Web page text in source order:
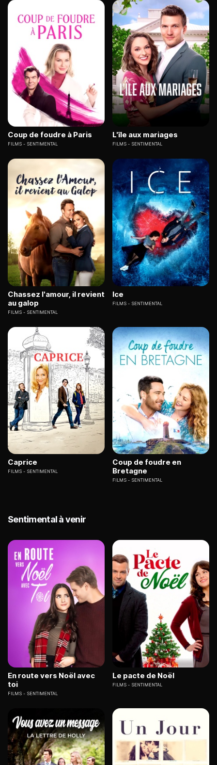
Coup de foudre à Paris
FILMS SENTIMENTAL
L'île aux mariages
FILMS SENTIMENTAL
Chassez l'amour, il revient
au galop
FILMS SENTIMENTAL
Ice
FILMS SENTIMENTAL
Caprice
FILMS SENTIMENTAL
Coup de foudre en
Bretagne
FILMS SENTIMENTAL
Sentimental à venir
En route vers Noël avec
toi
FILMS SENTIMENTAL
Le pacte de Noël
FILMS SENTIMENTAL